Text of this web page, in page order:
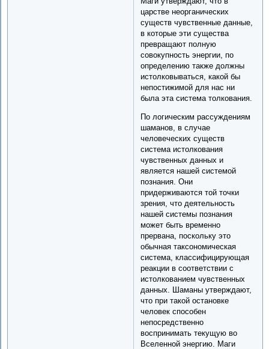
царстве неорганических
существ чувственные данные,
в которые эти существа
превращают полную
совокупность энергии, по
определению также должны
истолковываться, какой бы
непостижимой для нас ни
была эта система толкования.
По логическим рассуждениям
шаманов, в случае
человеческих существ
система истолкования
чувственных данных и
является нашей системой
познания. Они
придерживаются той точки
зрения, что деятельность
нашей системы познания
может быть временно
прервана, поскольку это
обычная таксономическая
система, классифицирующая
реакции в соответствии с
истолкованием чувственных
данных. Шаманы утверждают,
что при такой остановке
человек способен
непосредственно
воспринимать текущую во
Вселенной энергию. Маги